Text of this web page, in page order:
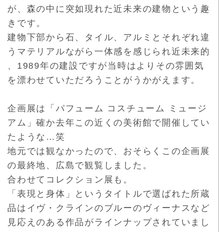
が、 森の中に突如現れた近未来の建物という趣
きです。
建物下部から石、タイル、 アルミとそれぞれ違
うマテリアルながら一体感を感じられ近未来的
、 1989年の建設ですが当時はよりその雰囲気
を漂わせていただろ うことがうかがえます。
企画展は「パフューム コスチューム ミュージ
アム」確か去年この近くの美術館で開催してい
たような… 笑
地元では観なかったので、おそらくこの企画展
の最終地、
広島で観覧しました。
合わせてコレクション展も。
「表現と身体」というタイトルで選ばれた所蔵
品はイヴ・ クラインのブルーのヴィーナスなど
見応えのある作品がラインナッ プされていまし